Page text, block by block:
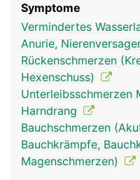
Symptome
Vermindertes
Anurie,
Rückenschmerzen
Hexenschuss)
Unterleibsschmerzen
Harndrang
Bauchschmerzen
Bauchkrämpfe,
Magenschmerzen)